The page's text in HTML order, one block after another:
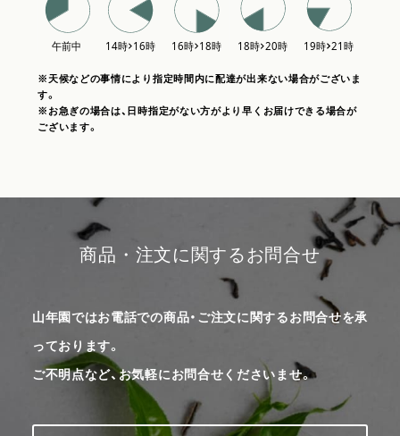
※天候などの事情により指定時間内に配達が出来ない場合がございま
す。
※お急ぎの場合は、日時指定がない方がより早くお届けできる場合が
ございます。
商品・注文に関するお問合せ
山年園ではお電話での商品・ご注文に関するお問合せを承
っております。
ご不明点など、お気軽にお問合せくださいませ。